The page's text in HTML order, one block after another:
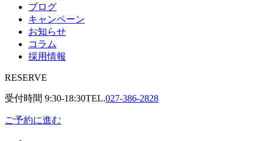
ブログ
キャンペーン
お知らせ
コラム
採用情報
RESERVE
受付時間 9:30-18:30TEL.027-386-2828
ご予約に進む